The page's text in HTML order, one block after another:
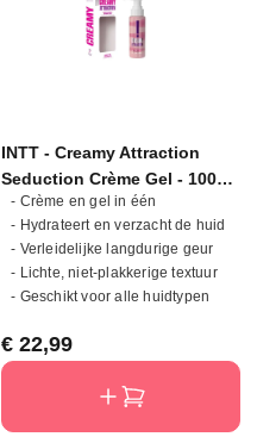
INTT - Creamy Attraction
Seduction Crème Gel - 100
ml
- Crème en gel in één
- Hydrateert en verzacht de huid
- Verleidelijke langdurige geur
- Lichte, niet-plakkerige textuur
- Geschikt voor alle huidtypen
Normale prijs:
€ 22,99